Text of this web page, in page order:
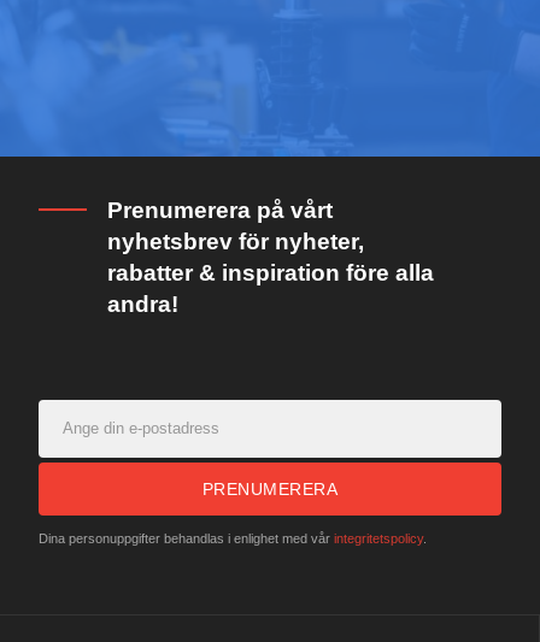
Prenumerera på vårt
nyhetsbrev för nyheter,
rabatter & inspiration före alla
andra!
PRENUMERERA
Dina personuppgifter behandlas i enlighet med vår integritetspolicy.